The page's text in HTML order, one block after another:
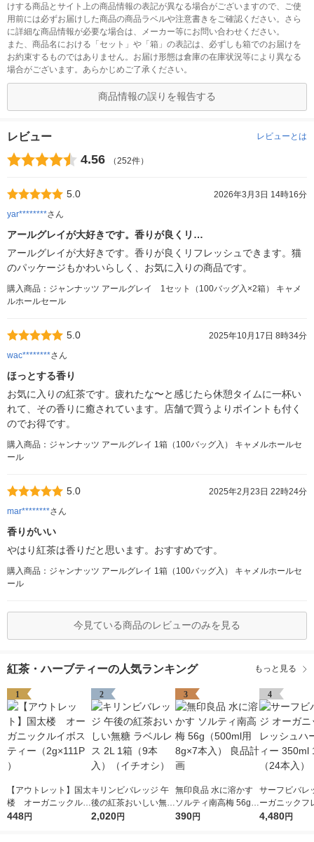
けする商品とサイト上の商品情報の表記が異なる場合がございますので、ご使
用前には必ずお届けした商品の商品ラベルや注意書きをご確認ください。さら
に詳細な商品情報が必要な場合は、メーカー等にお問い合わせください。
また、商品名における「セット」や「箱」の表記は、必ずしも箱でのお届けを
お約束するものではありません。お届け形態は倉庫の在庫状況等により異なる
場合がございます。あらかじめご了承ください。
商品情報の誤りを報告する
レビュー レビューとは
4.56 （252件）
5.0
2026年3月3日 14時16分
yar********さん
アールグレイが大好きです。香りが良くリ…
アールグレイが大好きです。香りが良くリフレッシュできます。猫
のパッケージもかわいらしく、お気に入りの商品です。
購入商品：ジャンナッツ アールグレイ 1セット（100バッグ入×2箱） キャメ
ルホールセール
5.0
2025年10月17日 8時34分
wac********さん
ほっとする香り
お気に入りの紅茶です。疲れたな〜と感じたら休憩タイムに一杯い
れて、その香りに癒されています。店舗で買うよりポイントも付く
のでお得です。
購入商品：ジャンナッツ アールグレイ 1箱（100バッグ入） キャメルホールセ
ール
5.0
2025年2月23日 22時24分
mar********さん
香りがいい
やはり紅茶は香りだと思います。おすすめです。
購入商品：ジャンナッツ アールグレイ 1箱（100バッグ入） キャメルホールセ
ール
今見ている商品のレビューのみを見る
紅茶・ハーブティーの人気ランキング もっと見る
1
【アウトレット】国太
楼 オーガニックルイ
ボスティー（2g×111P
448円
2
キリンビバレッジ 午
後の紅茶おいしい無糖
ラベルレス 2L 1箱（9
2,020円
3
無印良品 水に溶かす
ソルティ南高梅 56g
（500ml用8g×7本
390円
4
サーフビバレ
ーガニックフ
ハーブティー
4,480円